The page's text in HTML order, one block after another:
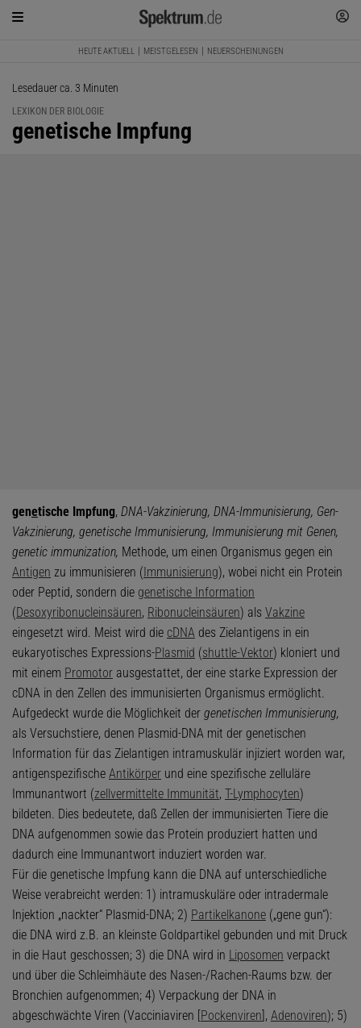
HEUTE AKTUELL MEISTGELESEN NEUERSCHEINUNGEN
Lesedauer ca. 3 Minuten
LEXIKON DER BIOLOGIE
:
genetische Impfung
genetische Impfung, DNA-Vakzinierung, DNA-Immunisierung, Gen-
Vakzinierung, genetische Immunisierung, Immunisierung mit Genen,
genetic immunization, Methode, um einen Organismus gegen ein
Antigen zu immunisieren (Immunisierung), wobei nicht ein Protein
oder Peptid, sondern die genetische Information
(Desoxyribonucleinsäuren, Ribonucleinsäuren) als Vakzine
eingesetzt wird. Meist wird die cDNA des Zielantigens in ein
eukaryotisches Expressions-Plasmid (shuttle-Vektor) kloniert und
mit einem Promotor ausgestattet, der eine starke Expression der
cDNA in den Zellen des immunisierten Organismus ermöglicht.
Aufgedeckt wurde die Möglichkeit der genetischen Immunisierung,
als Versuchstiere, denen Plasmid-DNA mit der genetischen
Information für das Zielantigen intramuskulär injiziert worden war,
antigenspezifische Antikörper und eine spezifische zelluläre
Immunantwort (zellvermittelte Immunität, T-Lymphocyten)
bildeten. Dies bedeutete, daß Zellen der immunisierten Tiere die
DNA aufgenommen sowie das Protein produziert hatten und
dadurch eine Immunantwort induziert worden war.
Für die genetische Impfung kann die DNA auf unterschiedliche
Weise verabreicht werden: 1) intramuskuläre oder intradermale
Injektion „nackter“ Plasmid-DNA; 2) Partikelkanone („gene gun“):
die DNA wird z.B. an kleinste Goldpartikel gebunden und mit Druck
in die Haut geschossen; 3) die DNA wird in Liposomen verpackt
und über die Schleimhäute des Nasen-/Rachen-Raums bzw. der
Bronchien aufgenommen; 4) Verpackung der DNA in
abgeschwächte Viren (Vacciniaviren [Pockenviren], Adenoviren); 5)